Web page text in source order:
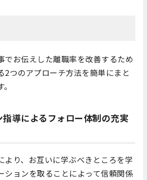
でお伝えした離職率を改善するため
2つのアプローチ方法を簡単にまと
導によるフォロー体制の充実
より、お互いに学ぶべきところを学
ションを取ることによって信頼関係